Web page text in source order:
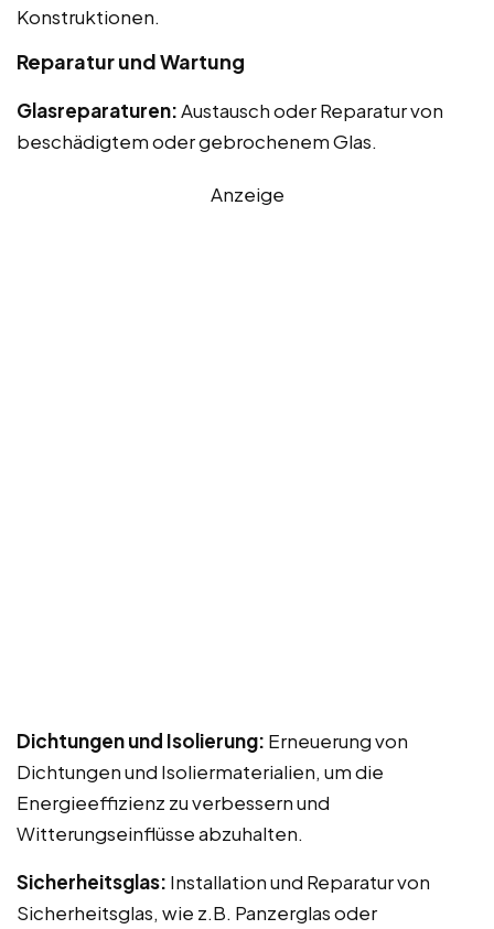
Konstruktionen.
Reparatur und Wartung
Glasreparaturen:Austausch oder Reparatur von
beschädigtem oder gebrochenem Glas.
Anzeige
Dichtungen und Isolierung: Erneuerung von
Dichtungen und Isoliermaterialien, um die
Energieeffizienz zu verbessern und
Witterungseinflüsse abzuhalten.
Sicherheitsglas: Installation und Reparatur von
Sicherheitsglas, wie z.B. Panzerglas oder